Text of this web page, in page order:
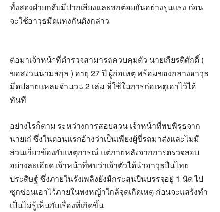
ทั้งสองฝ่ายกลับมีปากเสียงและชกต่อยกันอย่างรุนแรง ก่อน
จะใช้อาวุธมีดแทงกันดังกล่าว
ต่อมาเจ้าหน้าที่ตำรวจสามารถควบคุมตัว นายเกียรติศักดิ์ (
ขอสงวนนามสกุล ) อายุ 27 ปี ผู้ก่อเหตุ พร้อมของกลางอาวุธ
มีดปลายแหลมจำนวน 2 เล่ม ที่ใช้ในการก่อเหตุเอาไว้ได้
ทันที
อย่างไรก็ตาม ระหว่างการสอบสวน เจ้าหน้าที่พบพิรุธจาก
นายเก๋ ซึ่งในตอนแรกอ้างว่าเป็นเพียงผู้ขี่รถมาส่งและไม่มี
ส่วนเกี่ยวข้องกับเหตุการณ์ แต่ภายหลังจากการตรวจสอบ
อย่างละเอียด เจ้าหน้าที่พบว่าเจ้าตัวได้นำอาวุธปืนไทย
ประดิษฐ์ ซึ่งภายในรังเพลิงยังมีกระสุนปืนบรรจุอยู่ 1 นัด ไป
ซุกซ่อนเอาไว้ภายในพงหญ้าใกล้จุดเกิดเหตุ ก่อนจะแสร้งทำ
เป็นไม่รู้เห็นกับเรื่องที่เกิดขึ้น